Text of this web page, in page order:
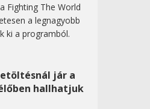
Fighting The World
a legnagyobb
ki a programból.
jár a
hallhatjuk